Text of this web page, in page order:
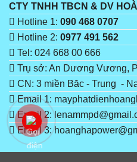
CTY TNHH TBCN & DV
Hotline 1: 090 468 0707
Hotline 2: 0977 491 562
Tel: 024 668 00 666
Trụ sở: An Dương Vương,
CN: 3 miền Băc - Trung -
Email 1:
Email 2:
Email 3: